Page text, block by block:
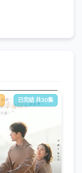
已完结 共30集